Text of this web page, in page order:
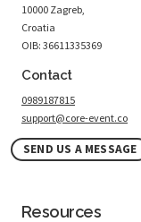
10000 Zagreb,
Croatia
OIB: 36611335369
Contact
0989187815
support@core-event.co
SEND US A MESSAGE
Resources